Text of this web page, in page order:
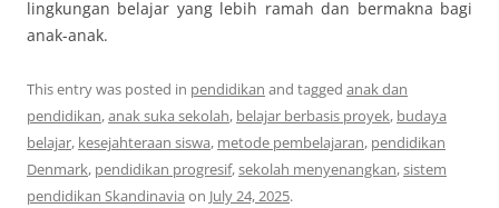
lingkungan belajar yang lebih ramah dan bermakna bagi
anak-anak.
This entry was posted in pendidikan and tagged anak dan
pendidikan,anak suka sekolah, belajar berbasis proyek, budaya
belajar, kesejahteraan siswa, metode pembelajaran, pendidikan
Denmark, pendidikan progresif,sekolah menyenangkan,sistem
pendidikan Skandinavia on July 24, 2025.